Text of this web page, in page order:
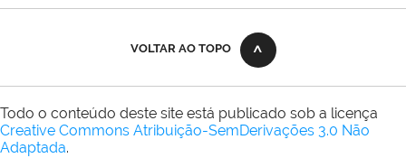
VOLTAR AO TOPO
Todo o conteúdo deste site está publicado sob a licença
Creative Commons Atribuição-SemDerivações 3.0 Não
Adaptada.